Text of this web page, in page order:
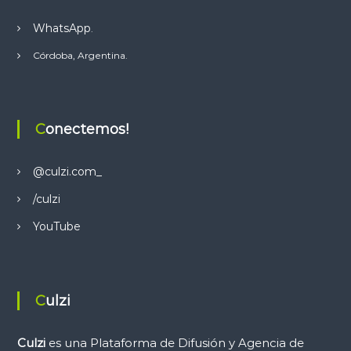
a
n
d
e
n
WhatsApp
Córdoba, Argentina.
Conectemos!
@culzi.com_
/culzi
YouTube
Culzi
Culzi es una Plataforma de Difusión y Agencia de